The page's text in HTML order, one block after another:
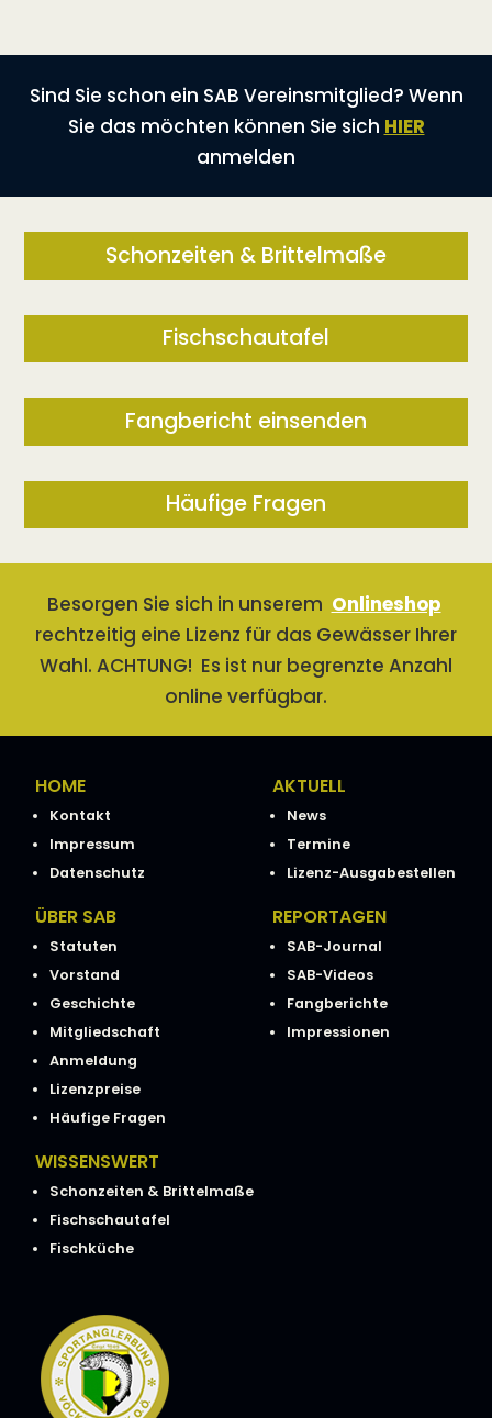
Sind Sie schon ein SAB Vereinsmitglied? Wenn
Sie das möchten können Sie sich HIER
anmelden
Schonzeiten & Brittelmaße
Fischschautafel
Fangbericht einsenden
Häufige Fragen
Besorgen Sie sich in unserem Onlineshop
rechtzeitig eine Lizenz für das Gewässer Ihrer
Wahl. ACHTUNG! Es ist nur begrenzte Anzahl
online verfügbar.
HOME
Kontakt
Impressum
Datenschutz
AKTUELL
News
Termine
Lizenz-Ausgabestellen
ÜBER SAB
Statuten
Vorstand
Geschichte
Mitgliedschaft
Anmeldung
Lizenzpreise
Häufige Fragen
REPORTAGEN
SAB-Journal
SAB-Videos
Fangberichte
Impressionen
WISSENSWERT
Schonzeiten & Brittelmaße
Fischschautafel
Fischküche